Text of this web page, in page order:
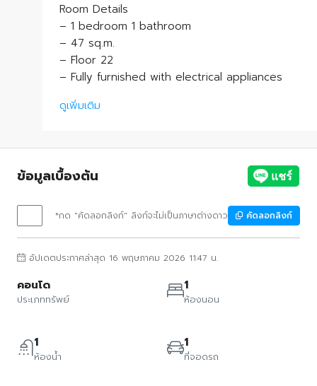
Room Details
– 1 bedroom 1 bathroom
– 47 sq.m.
– Floor 22
– Fully furnished with electrical appliances
ดูเพิ่มเติม
ข้อมูลเบื้องต้น
*กด "คัดลอกลิงก์" ลิงก์จะไม่เป็นภาษาต่างดาว คัดลอกลิงก์
อัปเดตประกาศล่าสุด 16 พฤษภาคม 2026 11:47 น.
คอนโด
ประเภททรัพย์
1
ห้องนอน
1
ห้องน้ำ
1
ที่จอดรถ